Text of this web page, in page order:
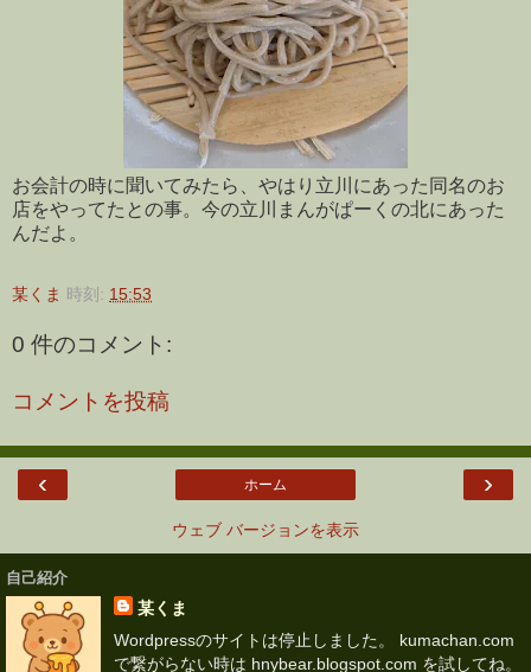
お会計の時に聞いてみたら、やはり立川にあった同名のお
店をやってたとの事。今の立川まんがぱーくの北にあった
んだよ。
某くま 時刻: 15:53
0 件のコメント:
コメントを投稿
‹ ›
ホーム
ウェブ バージョンを表示
自己紹介
某くま
Wordpressのサイトは停止しました。 kumachan.com
で繋がらない時は hnybear.blogspot.com を試してね。